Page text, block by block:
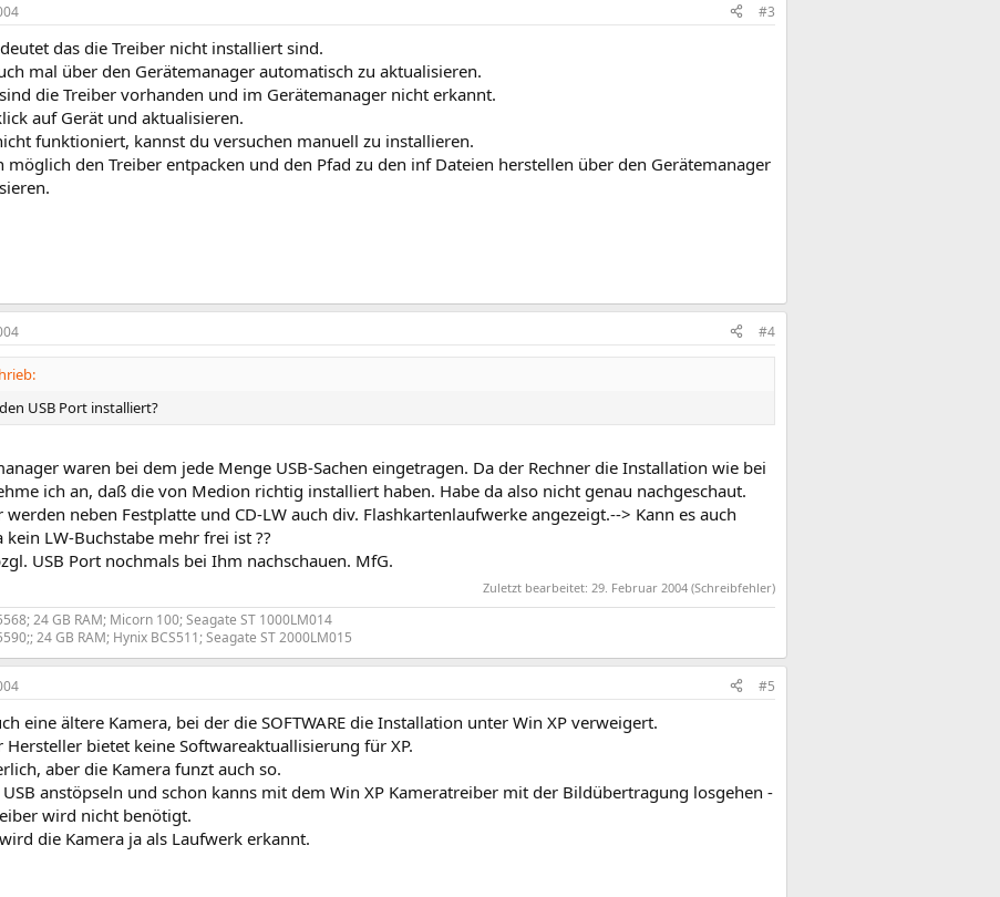
#3
das die Treiber nicht installiert sind.
mal über den Gerätemanager automatisch zu aktualisieren.
die Treiber vorhanden und im Gerätemanager nicht erkannt.
auf Gerät und aktualisieren.
funktioniert, kannst du versuchen manuell zu installieren.
möglich den Treiber entpacken und den Pfad zu den inf Dateien herstellen über den Gerätemanager
#4
USB Port installiert?
waren bei dem jede Menge USB-Sachen eingetragen. Da der Rechner die Installation wie bei
ich an, daß die von Medion richtig installiert haben. Habe da also nicht genau nachgeschaut.
neben Festplatte und CD-LW auch div. Flashkartenlaufwerke angezeigt.--> Kann es auch
kein LW-Buchstabe mehr frei ist ??
USB Port nochmals bei Ihm nachschauen. MfG.
Zuletzt bearbeitet: 29. Februar 2004 (Schreibfehler)
24 GB RAM; Micorn 100; Seagate ST 1000LM014
24 GB RAM; Hynix BCS511; Seagate ST 2000LM015
#5
eine ältere Kamera, bei der die SOFTWARE die Installation unter Win XP verweigert.
Hersteller bietet keine Softwareaktuallisierung für XP.
aber die Kamera funzt auch so.
USB anstöpseln und schon kanns mit dem Win XP Kameratreiber mit der Bildübertragung losgehen -
wird nicht benötigt.
die Kamera ja als Laufwerk erkannt.